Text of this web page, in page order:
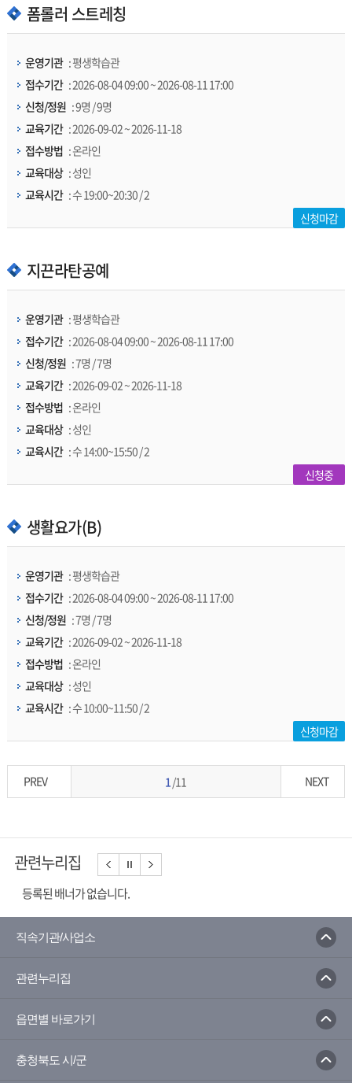
폼롤러 스트레칭
신청마감
운영기관 : 평생학습관
접수기간 : 2026-08-04 09:00 ~ 2026-08-11 17:00
신청/정원 : 9명 / 9명
교육기간 : 2026-09-02 ~ 2026-11-18
접수방법 : 온라인
교육대상 : 성인
교육시간 : 수 19:00~20:30 / 2
지끈라탄공예
신청중
운영기관 : 평생학습관
접수기간 : 2026-08-04 09:00 ~ 2026-08-11 17:00
신청/정원 : 7명 / 7명
교육기간 : 2026-09-02 ~ 2026-11-18
접수방법 : 온라인
교육대상 : 성인
교육시간 : 수 14:00~15:50 / 2
생활요가(B)
신청마감
운영기관 : 평생학습관
접수기간 : 2026-08-04 09:00 ~ 2026-08-11 17:00
신청/정원 : 7명 / 7명
교육기간 : 2026-09-02 ~ 2026-11-18
접수방법 : 온라인
교육대상 : 성인
교육시간 : 수 10:00~11:50 / 2
PREV 1/11 NEXT
관련누리집
등록된 배너가 없습니다.
직속기관/사업소
관련누리집
읍면별 바로가기
충청북도 시/군